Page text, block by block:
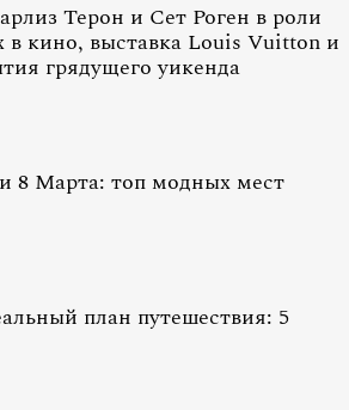
Терон и Сет Роген в роли
в кино, выставка Louis Vuitton и
грядущего уикенда
8 Марта: топ модных мест
план путешествия: 5